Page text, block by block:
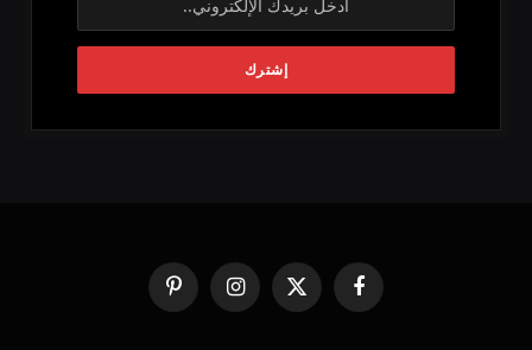
فيسبوك
X
(Twitter)
الانستغرامبينتيريست